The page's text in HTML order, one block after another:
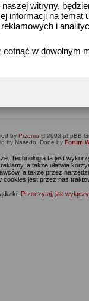
witryny,
informacji na temat
i
w dowolnym
żeby przejść do
by Przemo © 2003 phpBB
by Nasedo. Done by Forum
Technologia ta jest
a także ułatwia
a także przez
jest przez nas
Przeczytaj, jak